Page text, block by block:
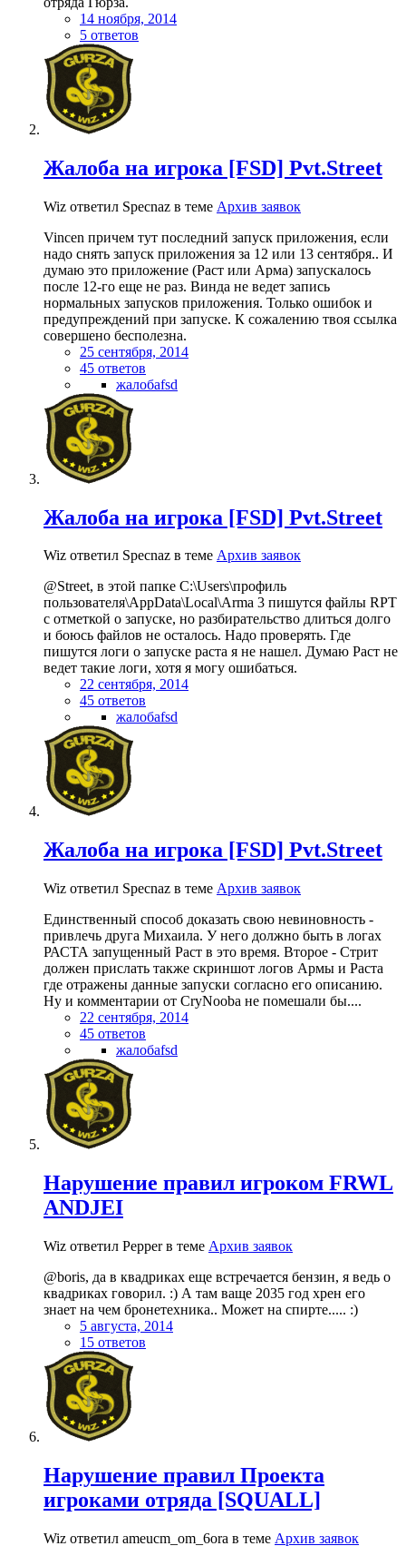
14 ноября, 2014
5 ответов
Жалоба на игрока [FSD] Pvt.Street
Wiz ответил Specnaz в теме Архив заявок
Vincen причем тут последний запуск приложения, если
надо снять запуск приложения за 12 или 13 сентября.. И
думаю это приложение (Раст или Арма) запускалось
после 12-го еще не раз. Винда не ведет запись
нормальных запусков приложения. Только ошибок и
предупреждений при запуске. К сожалению твоя ссылка
совершено бесполезна.
25 сентября, 2014
45 ответов
жалобаfsd
Жалоба на игрока [FSD] Pvt.Street
Wiz ответил Specnaz в теме Архив заявок
@Street, в этой папке C:\Users\профиль
пользователя\AppData\Local\Arma 3 пишутся файлы RPT
с отметкой о запуске, но разбирательство длиться долго
и боюсь файлов не осталось. Надо проверять. Где
пишутся логи о запуске раста я не нашел. Думаю Раст не
ведет такие логи, хотя я могу ошибаться.
22 сентября, 2014
45 ответов
жалобаfsd
Жалоба на игрока [FSD] Pvt.Street
Wiz ответил Specnaz в теме Архив заявок
Единственный способ доказать свою невиновность -
привлечь друга Михаила. У него должно быть в логах
РАСТА запущенный Раст в это время. Второе - Стрит
должен прислать также скриншот логов Армы и Раста
где отражены данные запуски согласно его описанию.
Ну и комментарии от CryNoobа не помешали бы....
22 сентября, 2014
45 ответов
жалобаfsd
Нарушение правил игроком FRWL
ANDJEI
Wiz ответил Pepper в теме Архив заявок
@boris, да в квадриках еще встречается бензин, я ведь о
квадриках говорил. :) А там ваще 2035 год хрен его
знает на чем бронетехника.. Может на спирте..... :)
5 августа, 2014
15 ответов
Нарушение правил Проекта
игроками отряда [SQUALL]
Wiz ответил ameucm_om_6ora в теме Архив заявок